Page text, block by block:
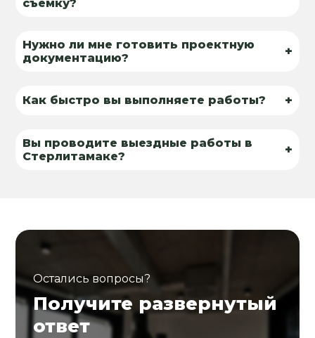
съёмку?
Нужно ли мне готовить проектную
документацию?
+
Как быстро вы выполняете работы? +
Вы проводите выездные работы в
Стерлитамаке?
+
Остались вопросы?
Получите развернутый
ответ